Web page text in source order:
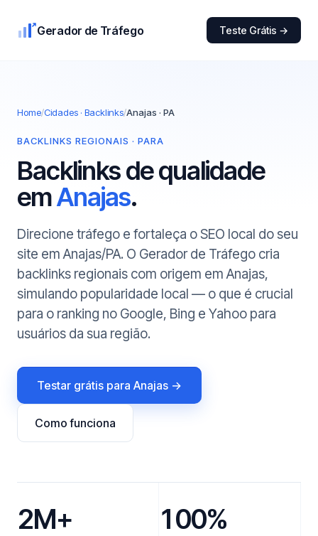
Gerador de Tráfego Teste Grátis →
Home/Cidades · Backlinks/Anajas · PA
BACKLINKS REGIONAIS · PARA
Backlinks de qualidade
emAnajas.
Direcione tráfego e fortaleça o SEO local do seu
site em Anajas/PA. O Gerador de Tráfego cria
backlinks regionais com origem em Anajas,
simulando popularidade local — o que é crucial
para o ranking no Google, Bing e Yahoo para
usuários da sua região.
Testar grátis para Anajas →
Como funciona
2M+ 100%